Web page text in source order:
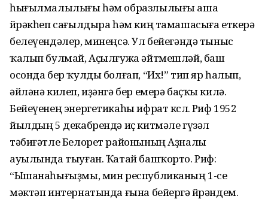
һығылмалы­лы­ғы һәм образлылығы аша
йөрәкһеп сағылдыра һәм киң тамашасыға еткерә
белеүендәлер, минеңсә. Ул бе­йегәндә тыныс
ҡалып булмай, Аҫылғужа әйтмешләй, баш
осонда бер ҡулды болғап, “Их!” тип яр һалып,
әйләнә килеп, иҙәнгә бер емерә баҫҡы килә.
Бейеүенең энергетикаһы ифрат көслө. Риф 1952
йылдың 5 декабрендә иҫ китмәле гүзәл
тәбиғәтле Белорет районының Аҙналы
ауылында тыу­ған. Ҡатай башҡорто. Риф:
“Ышанаһығыҙмы, мин рес­пуб­ликаның 1-се
мәктәп интернатында ғына бейергә өйрәндем.